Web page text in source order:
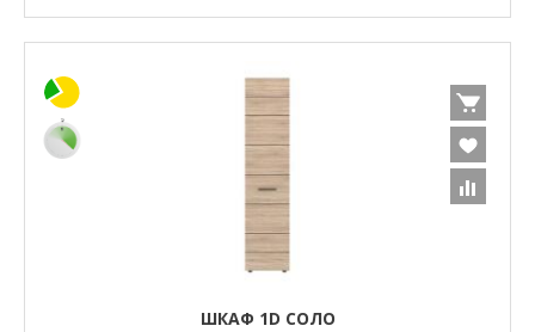
ШКАФ 1D СОЛО